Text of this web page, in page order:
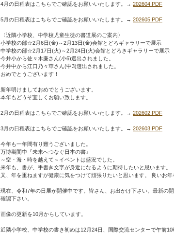
4月の日程表はこちらでご確認をお願いいたします。→ 202604.PDF
5月の日程表はこちらでご確認をお願いいたします。→ 202605.PDF
〈近隣小学校、中学校児童生徒の書道展のご案内〉
小学校の部☆2月6日(金)～2月13日(金)会館とどろギャラリーで展示
中学校の部☆2月17日(火)～2月24日(火)会館とどろきギャラリーで展示
今井小から佐々木廉さん(小6)選出されました。
今井中から江口乃々華さん(中3)選出されました。
おめでとうございます！
新年明けましておめでとうございます。
本年もどうぞ宜しくお願い致します。
2月の日程表はこちらでご確認をお願いいたします。→ 202602.PDF
3月の日程表はこちらでご確認をお願いいたします。→ 202603.PDF
今年も一年間有り難うございました。
万博期間中『未来へつなぐ日本の書』
～空・海・時を越えて～イベントは盛況でした。
来年も、書が、手書き文字が身近になるように期待したいと思います。
又、年を重ねますが健康に気をつけて頑張りたいと思います。 良いお年
現在、令和7年の日展が開催中です。皆さん、お出かけ下さい。最新の
確認下さい。
画像の更新を10月からしています。
近隣小学校、中学校の書き初めは12月24日、国際交流センターで午前10